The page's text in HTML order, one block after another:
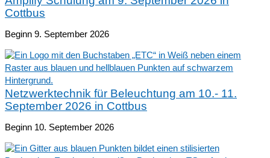
Cottbus
Beginn 9. September 2026
Netzwerktechnik für Beleuchtung am 10.- 11.
September 2026 in Cottbus
Beginn 10. September 2026